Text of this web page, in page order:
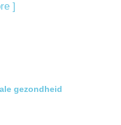
]
gezondheid